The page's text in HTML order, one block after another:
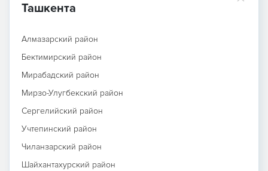
Ташкента
Алмазарский район
Бектимирский район
Мирабадский район
Мирзо-Улугбекский район
Сергелийский район
Учтепинский район
Чиланзарский район
Шайхантахурский район